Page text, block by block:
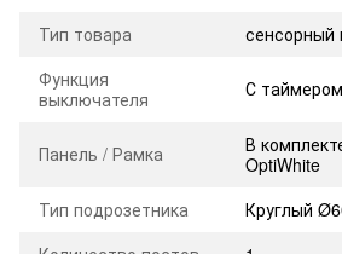
Тип товара
сенсорный
Функция
выключателя
С таймером
Панель / Рамка
В
OptiWhite
Тип подрозетника
Круглый